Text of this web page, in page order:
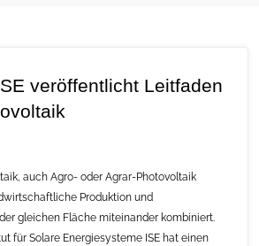
veröffentlicht Leitfaden
auch Agro- oder Agrar-Photovoltaik
Produktion und
gleichen Fläche miteinander kombiniert.
für Solare Energiesysteme ISE hat einen